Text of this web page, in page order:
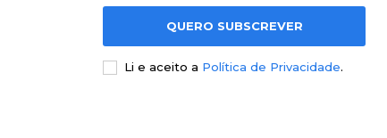
QUERO SUBSCREVER
Li e aceito a Política de Privacidade.